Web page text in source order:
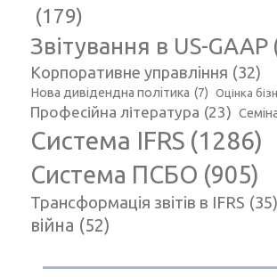
(179)
Звітування в US-GAAP
Корпоративне управління (32)
Нова дивідендна політика (7) Оцінка
Професійна література (23)
Система IFRS (1286)
Система ПСБО (905)
Трансформація звітів в IFRS (35)
війна (52)